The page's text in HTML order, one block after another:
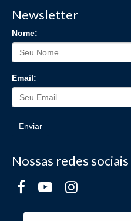
Newsletter
Nome:
Email:
Enviar
Nossas redes sociais